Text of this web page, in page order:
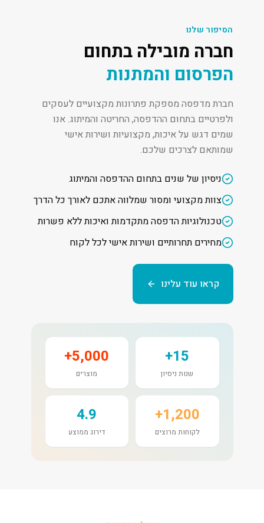
הסיפור שלנו
חברה מובילה בתחום
הפרסום והמתנות
חברת מדפסה מספקת פתרונות מקצועיים לעסקים
ולפרטיים בתחום ההדפסה, החריטה והמיתוג. אנו
שמים דגש על איכות, מקצועיות ושירות אישי
שמותאם לצרכים שלכם.
ניסיון של שנים בתחום ההדפסה והמיתוג
צוות מקצועי ומסור שמלווה אתכם לאורך כל הדרך
טכנולוגיות הדפסה מתקדמות ואיכות ללא פשרות
מחירים תחרותיים ושירות אישי לכל לקוח
קראו עוד עלינו
15+
שנות ניסיון
5,000+
מוצרים
1,200+
לקוחות מרוצים
4.9
דירוג ממוצע